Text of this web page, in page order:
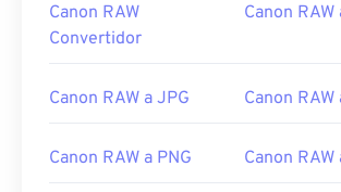
Canon RAW
Convertidor
Canon RAW
Canon RAW a JPG Canon RAW
Canon RAW a PNG Canon RAW